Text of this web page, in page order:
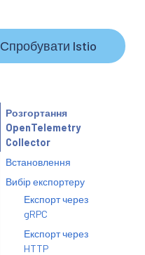
Спробувати Istio
Розгортання
OpenTelemetry
Collector
Встановлення
Вибір експортеру
Експорт через
gRPC
Експорт через
HTTP